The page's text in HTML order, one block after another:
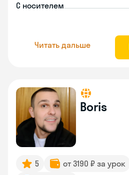
С носителем
Читать дальше
Boris
5 от 3190 ₽ за урок